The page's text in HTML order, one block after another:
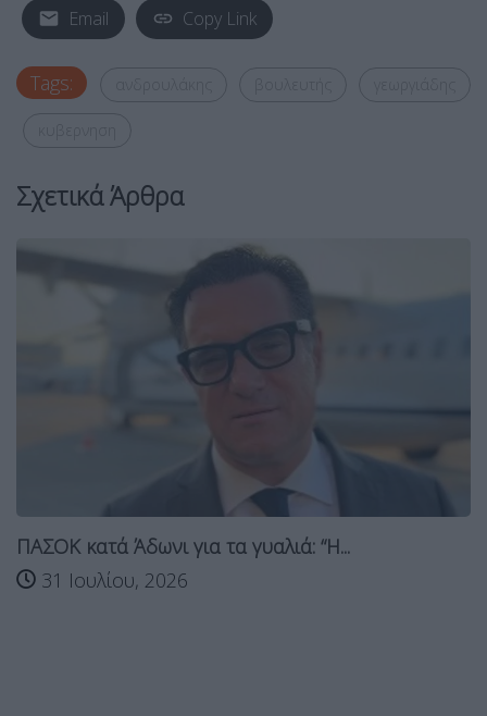
Email Copy Link
Tags:
Σχετικά Άρθρα
ΠΑΣΟΚ κατά Άδωνι για τα γυαλιά: “Η...
31 Ιουλίου, 2026